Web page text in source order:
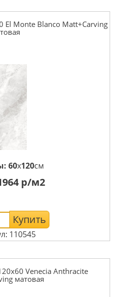
El Monte Blanco Matt+Carving
60x120см
р/м2
Купить
110545
Venecia Anthracite
матовая